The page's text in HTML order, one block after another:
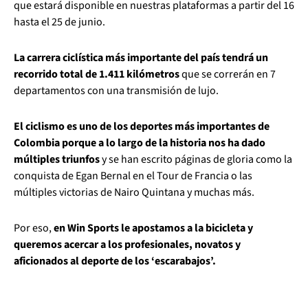
que estará disponible en nuestras plataformas a partir del 16
hasta el 25 de junio.
La carrera ciclística más importante del país tendrá un
recorrido total de 1.411 kilómetrosque se correrán en 7
departamentos con una transmisión de lujo.
El ciclismo es uno de los deportes más importantes de
Colombia porque a lo largo de la historia nos ha dado
múltiples triunfosy se han escrito páginas de gloria como la
conquista de Egan Bernal en el Tour de Francia o las
múltiples victorias de Nairo Quintana y muchas más.
Por eso,en Win Sports le apostamos a la bicicleta y
queremos acercar a los profesionales, novatos y
aficionados al deporte de los ‘escarabajos’.